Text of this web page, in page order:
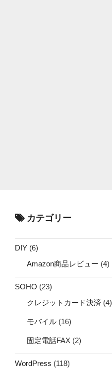
カテゴリー
DIY (6)
Amazon商品レビュー (4)
SOHO (23)
クレジットカード決済 (4)
モバイル (16)
固定電話FAX (2)
WordPress (118)